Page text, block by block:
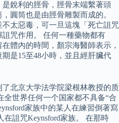
銳利的脛骨，脛骨末端繫著頭
圓筒也是由脛骨雕製而成的。
太惡毒，可一旦這塊「死亡詛咒
咒作用。 任何一種藥物都有
體內的時間，顏宗海醫師表示，
期是15至48小時，並且經肝臟代
北京大学法学院梁根林教授的质
全世界任何一个国家都不具备“合
家族中的某人在練習倒著寫
詛咒Keynsford家族。 在那時